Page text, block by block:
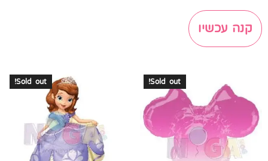
קנה עכשיו
Sold out!
Sold out!